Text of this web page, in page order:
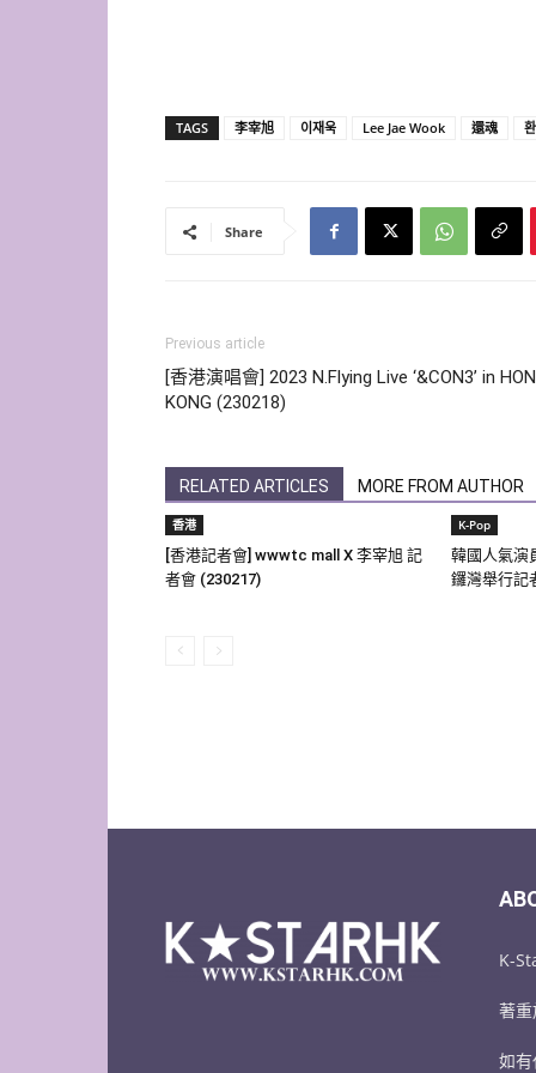
TAGS 李宰旭 이재욱 Lee Jae Wook 還魂
Share
Previous article
[香港演唱會] 2023 N.Flying Live ‘&CON3’ in
KONG (230218)
RELATED ARTICLES MORE FROM AUTHOR
香港
[香港記者會] wwwtc mall X 李宰旭 記
者會 (230217)
K-Pop
韓國人氣演
鑼灣舉行記
K-
著
如